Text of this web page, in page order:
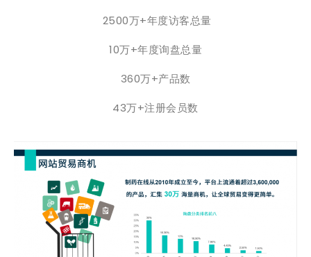
2500万+年度访客总量
10万+年度询盘总量
360万+产品数
43万+注册会员数